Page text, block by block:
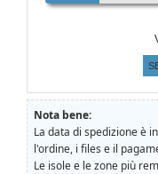
Nota bene:
La data di spedizione è
l'ordine, i files e il
Le isole e le zone più